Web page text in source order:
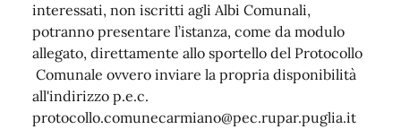
interessati, non iscritti agli Albi Comunali,
potranno presentare l’istanza, come da modulo
allegato, direttamente allo sportello del Protocollo
Comunale ovvero inviare la propria disponibilità
all'indirizzo p.e.c.
protocollo.comunecarmiano@pec.rupar.puglia.it